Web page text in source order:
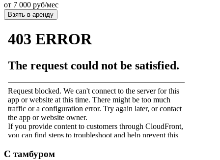
от 7 000 руб/мес
Взять в аренду
С тамбуром